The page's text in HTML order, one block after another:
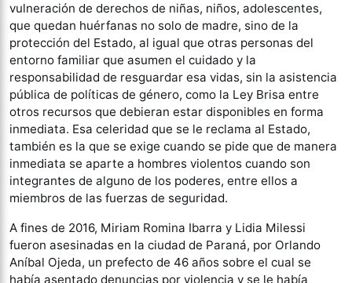
vulneración de derechos de niñas, niños, adolescentes,
que quedan huérfanas no solo de madre, sino de la
protección del Estado, al igual que otras personas del
entorno familiar que asumen el cuidado y la
responsabilidad de resguardar esa vidas, sin la asistencia
pública de políticas de género, como la Ley Brisa entre
otros recursos que debieran estar disponibles en forma
inmediata. Esa celeridad que se le reclama al Estado,
también es la que se exige cuando se pide que de manera
inmediata se aparte a hombres violentos cuando son
integrantes de alguno de los poderes, entre ellos a
miembros de las fuerzas de seguridad.
A fines de 2016, Miriam Romina Ibarra y Lidia Milessi
fueron asesinadas en la ciudad de Paraná, por Orlando
Aníbal Ojeda, un prefecto de 46 años sobre el cual se
había asentado denuncias por violencia y se le había